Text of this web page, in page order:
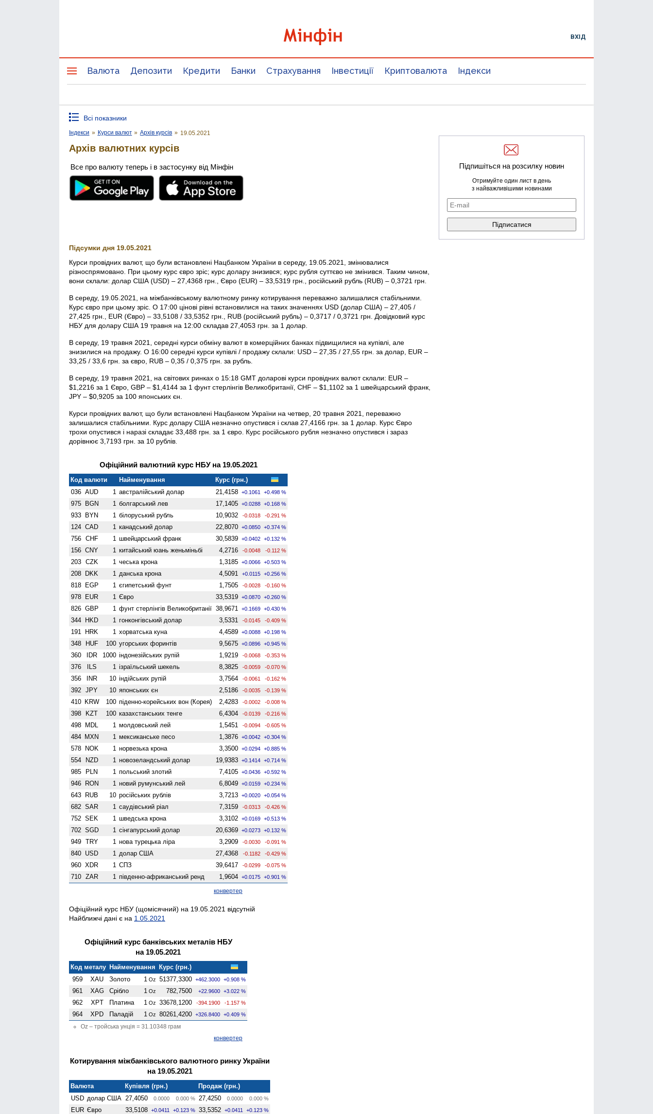
ВХІД
Валюта Депозити Кредити Банки Страхування Інвестиції Криптовалюта Індекси
Всі показники
Індекси » Курси валют » Архів курсів » 19.05.2021
Архів валютних курсів
Все про валюту теперь і в застосунку від Мінфін
Підсумки дня 19.05.2021
Курси провідних валют, що були встановлені Нацбанком України в середу, 19.05.2021, змінювалися
різноспрямовано. При цьому курс євро зріс; курс долару знизився; курс рубля суттєво не змінився. Таким чином,
вони склали: долар США (USD) – 27,4368 грн., Євро (EUR) – 33,5319 грн., російський рубль (RUB) – 0,3721 грн.
В середу, 19.05.2021, на міжбанківському валютному ринку котирування переважно залишалися стабільними.
Курс євро при цьому зріс. О 17:00 цінові рівні встановилися на таких значеннях USD (долар США) – 27,405 /
27,425 грн., EUR (Євро) – 33,5108 / 33,5352 грн., RUB (російський рубль) – 0,3717 / 0,3721 грн. Довідковий курс
НБУ для долару США 19 травня на 12:00 складав 27,4053 грн. за 1 долар.
В середу, 19 травня 2021, середні курси обміну валют в комерційних банках підвищилися на купівлі, але
знизилися на продажу. О 16:00 середні курси купівлі / продажу склали: USD – 27,35 / 27,55 грн. за долар, EUR –
33,25 / 33,6 грн. за євро, RUB – 0,35 / 0,375 грн. за рубль.
В середу, 19 травня 2021, на світових ринках о 15:18 GMT доларові курси провідних валют склали: EUR –
$1,2216 за 1 Євро, GBP – $1,4144 за 1 фунт стерлінгів Велико­британії, CHF – $1,1102 за 1 швейцарський франк,
JPY – $0,9205 за 100 японських єн.
Курси провідних валют, що були встановлені Нацбанком України на четвер, 20 травня 2021, переважно
залишалися стабільними. Курс долару США незначно опустився і склав 27,4166 грн. за 1 долар. Курс Євро
трохи опустився і наразі складає 33,488 грн. за 1 євро. Курс російського рубля незначно опустився і зараз
дорівнює 3,7193 грн. за 10 рублів.
Офіційний валютний курс НБУ на 19.05.2021
Код валюти Найменування
Курс (грн.)
036 AUD 1 австралійський долар 21,4158 +0.1061 +0.498 %
975 BGN 1 болгарський лев 17,1405 +0.0288 +0.168 %
933 BYN 1 білоруський рубль 10,9032 -0.0318 -0.291 %
124 CAD 1 канадський долар 22,8070 +0.0850 +0.374 %
756 CHF 1 швейцарський франк 30,5839 +0.0402 +0.132 %
156 CNY 1 китайський юань женьмiньбi 4,2716 -0.0048 -0.112 %
203 CZK 1 чеська крона 1,3185 +0.0066 +0.503 %
208 DKK 1 данська крона 4,5091 +0.0115 +0.256 %
818 EGP 1 єгипетський фунт 1,7505 -0.0028 -0.160 %
978 EUR 1 Євро 33,5319 +0.0870 +0.260 %
826 GBP 1 фунт стерлінгів Велико­британії 38,9671 +0.1669 +0.430 %
344 HKD 1 гонконгівський долар 3,5331 -0.0145 -0.409 %
191 HRK 1 хорватська куна 4,4589 +0.0088 +0.198 %
348 HUF 100 угорських форинтів 9,5675 +0.0896 +0.945 %
360 IDR 1000 індонезійських рупій 1,9219 -0.0068 -0.353 %
376 ILS 1 ізраїльський шекель 8,3825 -0.0059 -0.070 %
356 INR 10 індійських рупій 3,7564 -0.0061 -0.162 %
392 JPY 10 японських єн 2,5186 -0.0035 -0.139 %
410 KRW 100 піденно-корейських вон (Корея) 2,4283 -0.0002 -0.008 %
398 KZT 100 казахстанських тенге 6,4304 -0.0139 -0.216 %
498 MDL 1 молдовський лей 1,5451 -0.0094 -0.605 %
484 MXN 1 мексиканське песо 1,3876 +0.0042 +0.304 %
578 NOK 1 норвезька крона 3,3500 +0.0294 +0.885 %
554 NZD 1 ново­зеландський долар 19,9383 +0.1414 +0.714 %
985 PLN 1 польський злотий 7,4105 +0.0436 +0.592 %
946 RON 1 новий румунський лей 6,8049 +0.0159 +0.234 %
643 RUB 10 російських рублів 3,7213 +0.0020 +0.054 %
682 SAR 1 саудівський ріал 7,3159 -0.0313 -0.426 %
752 SEK 1 шведська крона 3,3102 +0.0169 +0.513 %
702 SGD 1 сінгапурський долар 20,6369 +0.0273 +0.132 %
949 TRY 1 нова турецька ліра 3,2909 -0.0030 -0.091 %
840 USD 1 долар США 27,4368 -0.1182 -0.429 %
960 XDR 1 СПЗ 39,6417 -0.0299 -0.075 %
710 ZAR 1 південно-африканський ренд 1,9604 +0.0175 +0.901 %
конвертер
Офіційний курс НБУ (щомісячний) на 19.05.2021 відсутній
Найближчі дані є на 1.05.2021
Офіційний курс банківських металів НБУ
на 19.05.2021
Код металу Найменування Курс (грн.)
959
XAU Золото 1 Oz 51377,3300 +462.3000 +0.908 %
961 XAG Срібло 1 Oz 782,7500 +22.9600 +3.022 %
962 XPT Платина 1 Oz 33678,1200 -394.1900 -1.157 %
964 XPD Паладій 1 Oz 80261,4200 +326.8400 +0.409 %
Oz – тройська унція = 31.10348 грам
конвертер
Котирування міжбанківського валютного ринку України
на 19.05.2021
Валюта Купівля (грн.)
Продаж (грн.)
USD долар США 27,4050 0.0000 0.000 % 27,4250 0.0000 0.000 %
EUR Євро 33,5108 +0.0411 +0.123 % 33,5352 +0.0411 +0.123 %
Підпишіться на розсилку новин
Отримуйте один лист в день
з найважливішими новинами